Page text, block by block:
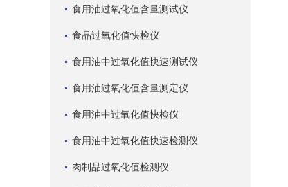
食用油过氧化值含量测试仪
食品过氧化值快检仪
食用油中过氧化值快速测试仪
食用油过氧化值含量测定仪
食用油中过氧化值快检仪
食用油中过氧化值快速检测仪
肉制品过氧化值检测仪